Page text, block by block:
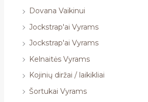
Dovana Vaikinui
Jockstrap'ai Vyrams
Jockstrap'ai Vyrams
Kelnaitės Vyrams
Kojinių diržai / laikikliai
Šortukai Vyrams